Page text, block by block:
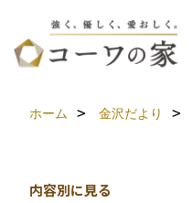
ホーム 金沢だより
内容別に見る